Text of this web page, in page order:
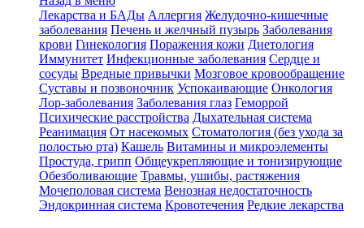
Лекарства и БАДы Аллергия Желудочно-кишечные
заболевания Печень и желчный пузырь Заболевания
крови Гинекология Поражения кожи Диетология
Иммунитет Инфекционные заболевания Сердце и
сосуды Вредные привычки Мозговое кровообращение
Суставы и позвоночник Успокаивающие Онкология
Лор-заболевания Заболевания глаз Геморрой
Психические расстройства Дыхательная система
Реанимация От насекомых Стоматология (без ухода за
полостью рта) Кашель Витамины и микроэлементы
Простуда, грипп Общеукрепляющие и тонизирующие
Обезболивающие Травмы, ушибы, растяжения
Мочеполовая система Венозная недостаточность
Эндокринная система Кровотечения Редкие лекарства